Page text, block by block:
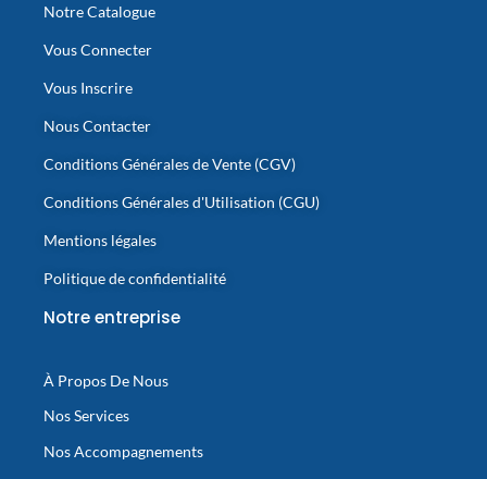
Notre Catalogue
Vous Connecter
Vous Inscrire
Nous Contacter
Conditions Générales de Vente (CGV)
Conditions Générales d'Utilisation (CGU)
Mentions légales
Politique de confidentialité
Notre entreprise
À Propos De Nous
Nos Services
Nos Accompagnements